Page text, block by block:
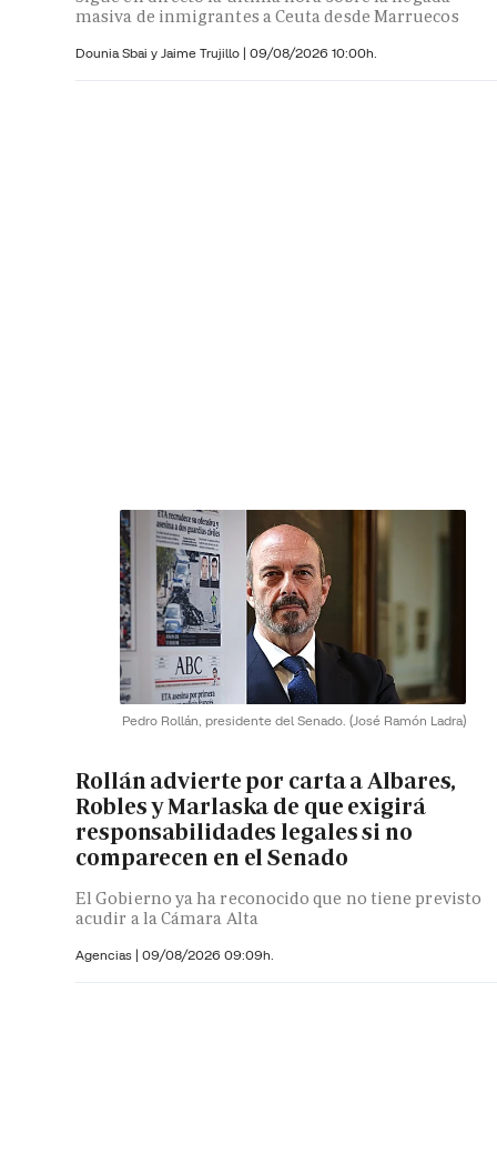
masiva de inmigrantes a Ceuta desde Marruecos
Dounia Sbai y Jaime Trujillo | 09/08/2026 10:00h.
Pedro Rollán, presidente del Senado. (José Ramón Ladra)
Rollán advierte por carta a Albares,
Robles y Marlaska de que exigirá
responsabilidades legales si no
comparecen en el Senado
El Gobierno ya ha reconocido que no tiene previsto
acudir a la Cámara Alta
Agencias | 09/08/2026 09:09h.